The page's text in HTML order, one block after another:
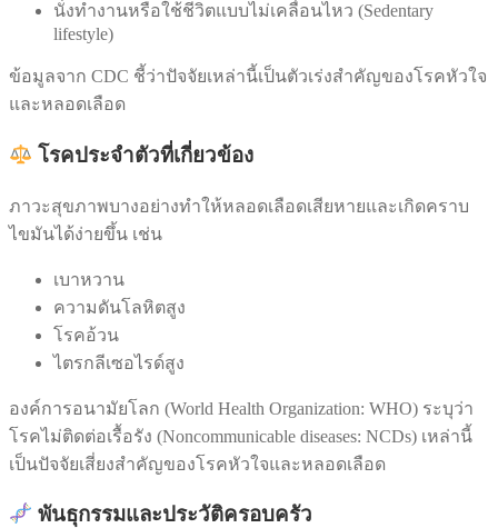
นั่งทำงานหรือใช้ชีวิตแบบไม่เคลื่อนไหว (Sedentary
lifestyle)
ข้อมูลจาก CDC ชี้ว่าปัจจัยเหล่านี้เป็นตัวเร่งสำคัญของโรคหัวใจ
และหลอดเลือด
โรคประจำตัวที่เกี่ยวข้อง
ภาวะสุขภาพบางอย่างทำให้หลอดเลือดเสียหายและเกิดคราบ
ไขมันได้ง่ายขึ้น เช่น
เบาหวาน
ความดันโลหิตสูง
โรคอ้วน
ไตรกลีเซอไรด์สูง
องค์การอนามัยโลก (World Health Organization: WHO) ระบุว่า
โรคไม่ติดต่อเรื้อรัง (Noncommunicable diseases: NCDs) เหล่านี้
เป็นปัจจัยเสี่ยงสำคัญของโรคหัวใจและหลอดเลือด
พันธุกรรมและประวัติครอบครัว